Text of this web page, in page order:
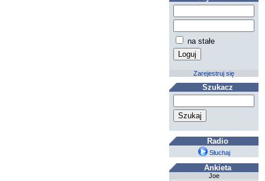
na stałe
Zarejestruj się
Szukacz
Radio
Słuchaj
Ankieta
Joe